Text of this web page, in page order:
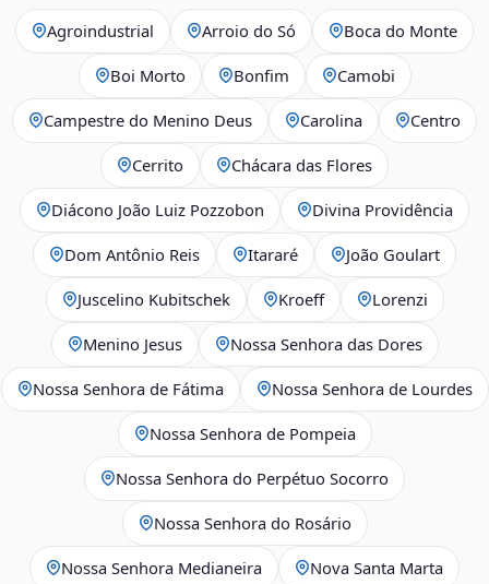
Agroindustrial Arroio do Só Boca do Monte
Boi Morto Bonfim Camobi
Campestre do Menino Deus Carolina Centro
Cerrito Chácara das Flores
Diácono João Luiz Pozzobon Divina Providência
Dom Antônio Reis Itararé João Goulart
Juscelino Kubitschek Kroeff Lorenzi
Menino Jesus Nossa Senhora das Dores
Nossa Senhora de Fátima Nossa Senhora de Lourdes
Nossa Senhora de Pompeia
Nossa Senhora do Perpétuo Socorro
Nossa Senhora do Rosário
Nossa Senhora Medianeira Nova Santa Marta